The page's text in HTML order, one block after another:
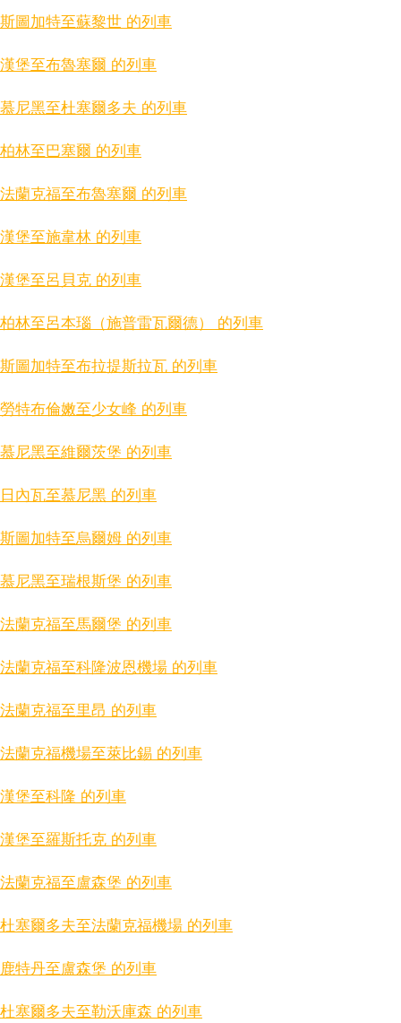
斯圖加特至蘇黎世 的列車
漢堡至布魯塞爾 的列車
慕尼黑至杜塞爾多夫 的列車
柏林至巴塞爾 的列車
法蘭克福至布魯塞爾 的列車
漢堡至施韋林 的列車
漢堡至呂貝克 的列車
柏林至呂本瑙（施普雷瓦爾德） 的列車
斯圖加特至布拉提斯拉瓦 的列車
勞特布倫嫩至少女峰 的列車
慕尼黑至維爾茨堡 的列車
日內瓦至慕尼黑 的列車
斯圖加特至烏爾姆 的列車
慕尼黑至瑞根斯堡 的列車
法蘭克福至馬爾堡 的列車
法蘭克福至科隆波恩機場 的列車
法蘭克福至里昂 的列車
法蘭克福機場至萊比錫 的列車
漢堡至科隆 的列車
漢堡至羅斯托克 的列車
法蘭克福至盧森堡 的列車
杜塞爾多夫至法蘭克福機場 的列車
鹿特丹至盧森堡 的列車
杜塞爾多夫至勒沃庫森 的列車